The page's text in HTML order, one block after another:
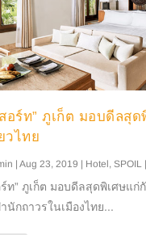
อร์ท” ภูเก็ต มอบดีลสุ
วไทย
|Aug 23, 2019 | Hotel,SPOIL
ท” ภูเก็ต มอบดีลสุดพิเศษแก่
นักถาวรในเมืองไทย...